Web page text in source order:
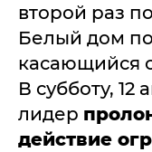
второй раз
Белый дом
касающийся
В субботу,
лидер
действие